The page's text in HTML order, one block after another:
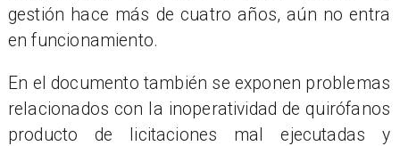
gestión hace más de cuatro años, aún no entra
en funcionamiento.
En el documento también se exponen problemas
relacionados con la inoperatividad de quirófanos
producto de licitaciones mal ejecutadas y